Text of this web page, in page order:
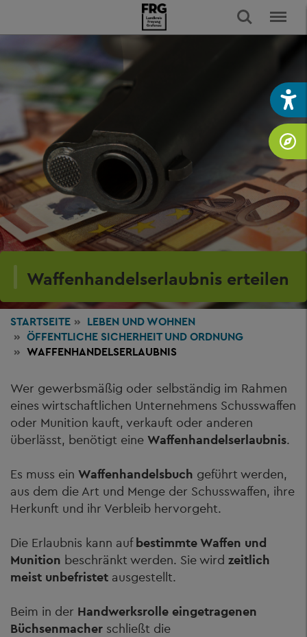
Waffenhandelserlaubnis erteilen
STARTSEITE LEBEN UND WOHNEN
ÖFFENTLICHE SICHERHEIT UND ORDNUNG
WAFFENHANDELSERLAUBNIS
Wer gewerbsmäßig oder selbständig im Rahmen
eines wirtschaftlichen Unternehmens Schusswaffen
oder Munition kauft, verkauft oder anderen
überlässt, benötigt eine Waffenhandelserlaubnis.
Es muss ein Waffenhandelsbuch geführt werden,
aus dem die Art und Menge der Schusswaffen, ihre
Herkunft und ihr Verbleib hervorgeht.
Die Erlaubnis kann aufbestimmte Waffen und
Munition beschränkt werden. Sie wird zeitlich
meist unbefristet ausgestellt.
Beim in der Handwerksrolle eingetragenen
Büchsenmacher schließt die